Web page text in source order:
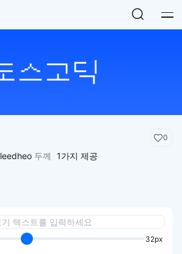
0
leedheo 두께 1가지 제공
32px